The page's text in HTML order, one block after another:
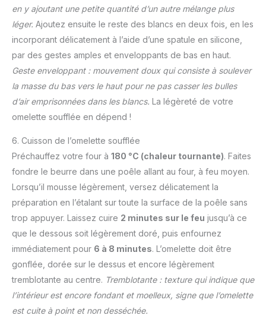
en y ajoutant une petite quantité d’un autre mélange plus
léger. Ajoutez ensuite le reste des blancs en deux fois, en les
incorporant délicatement à l’aide d’une spatule en silicone,
par des gestes amples et enveloppants de bas en haut.
Geste enveloppant : mouvement doux qui consiste à soulever
la masse du bas vers le haut pour ne pas casser les bulles
d’air emprisonnées dans les blancs. La légèreté de votre
omelette soufflée en dépend !
6. Cuisson de l’omelette soufflée
Préchauffez votre four à 180 °C (chaleur tournante). Faites
fondre le beurre dans une poêle allant au four, à feu moyen.
Lorsqu’il mousse légèrement, versez délicatement la
préparation en l’étalant sur toute la surface de la poêle sans
trop appuyer. Laissez cuire 2 minutes sur le feu jusqu’à ce
que le dessous soit légèrement doré, puis enfournez
immédiatement pour 6 à 8 minutes. L’omelette doit être
gonflée, dorée sur le dessus et encore légèrement
tremblotante au centre. Tremblotante : texture qui indique que
l’intérieur est encore fondant et moelleux, signe que l’omelette
est cuite à point et non desséchée.